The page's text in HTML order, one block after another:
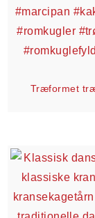
Træformet